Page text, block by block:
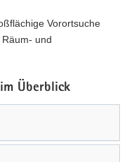
Vorortsuche
und
Überblick